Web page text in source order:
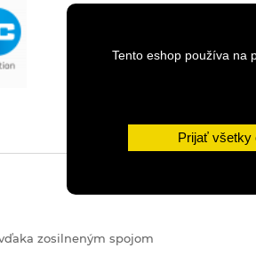
Tento eshop používa na
Prijať všetky
zosilneným spojom